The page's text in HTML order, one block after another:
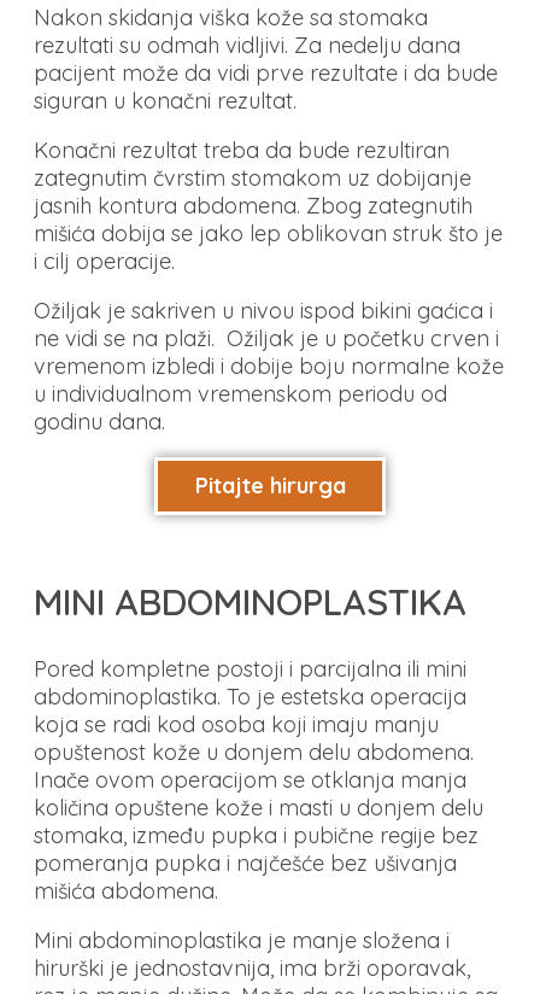
Nakon skidanja viška kože sa stomaka
rezultati su odmah vidljivi. Za nedelju dana
pacijent može da vidi prve rezultate i da bude
siguran u konačni rezultat.
Konačni rezultat treba da bude rezultiran
zategnutim čvrstim stomakom uz dobijanje
jasnih kontura abdomena. Zbog zategnutih
mišića dobija se jako lep oblikovan struk što je
i cilj operacije.
Ožiljak je sakriven u nivou ispod bikini gaćica i
ne vidi se na plaži. Ožiljak je u početku crven i
vremenom izbledi i dobije boju normalne kože
u individualnom vremenskom periodu od
godinu dana.
Pitajte hirurga
MINI ABDOMINOPLASTIKA
Pored kompletne postoji i parcijalna ili mini
abdominoplastika. To je estetska operacija
koja se radi kod osoba koji imaju manju
opuštenost kože u donjem delu abdomena.
Inače ovom operacijom se otklanja manja
količina opuštene kože i masti u donjem delu
stomaka, između pupka i pubične regije bez
pomeranja pupka i najčešće bez ušivanja
mišića abdomena.
Mini abdominoplastika je manje složena i
hirurški je jednostavnija, ima brži oporavak,